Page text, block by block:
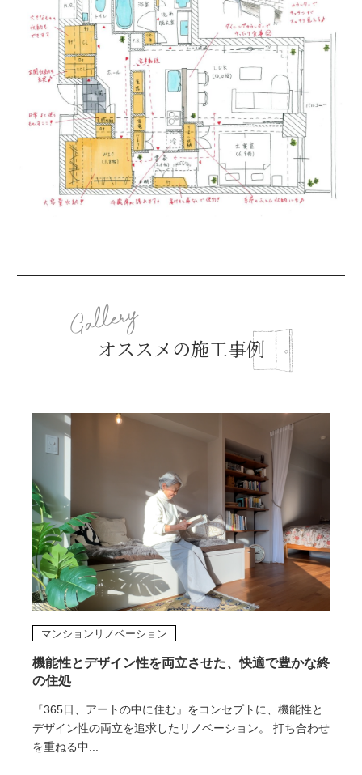
オススメの施工事例
機能性とデザイン性を両立させた、快適で豊かな終
の住処
『365日、アートの中に住む』をコンセプトに、機能性と
デザイン性の両立を追求したリノベーション。 打ち合わせ
を重ねる中...
マンションリノベーション